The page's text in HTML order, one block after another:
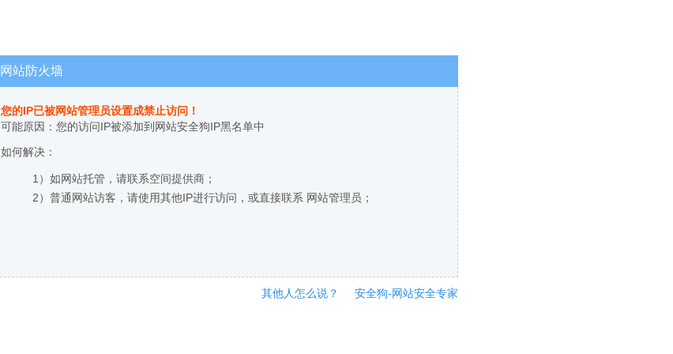
网站防火墙
您的IP已被网站管理员设置成禁止访问！
可能原因：您的访问IP被添加到网站安全狗IP黑名单中
如何解决：
1）如网站托管，请联系空间提供商；
2）普通网站访客，请使用其他IP进行访问，或直接联系 网站管理员；
其他人怎么说？ 安全狗-网站安全专家